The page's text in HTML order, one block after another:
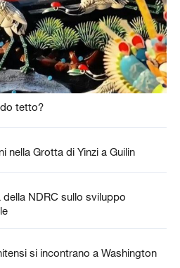
tetto?
nella Grotta di Yinzi a Guilin
NDRC sullo sviluppo
si incontrano a Washington